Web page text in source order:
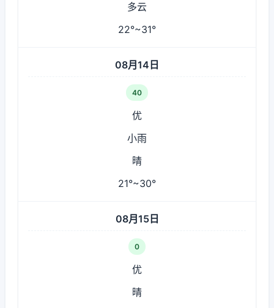
多云
22°~31°
08月14日
40
优
小雨
晴
21°~30°
08月15日
0
优
晴